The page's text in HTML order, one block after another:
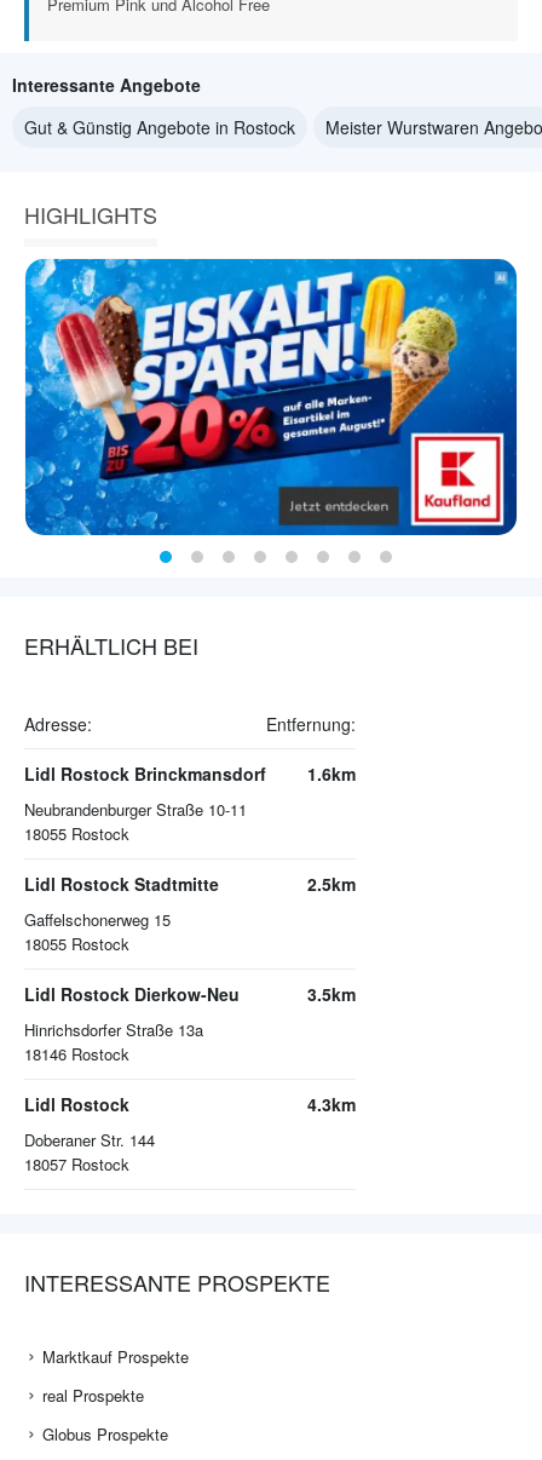
Interessante Angebote
Gut & Günstig Angebote in Rostock
Meister Wurstwaren
HIGHLIGHTS
ERHÄLTLICH BEI
Adresse: Entfernung:
Lidl Rostock Brinckmansdorf
Neubrandenburger Straße 10-11
18055 Rostock
1.6km
Lidl Rostock Stadtmitte
Gaffelschonerweg 15
18055 Rostock
2.5km
Lidl Rostock Dierkow-Neu
Hinrichsdorfer Straße 13a
18146 Rostock
3.5km
Lidl Rostock
Doberaner Str. 144
18057 Rostock
4.3km
INTERESSANTE PROSPEKTE
Marktkauf Prospekte
real Prospekte
Globus Prospekte